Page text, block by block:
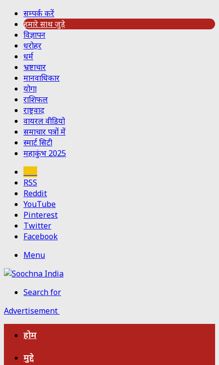
सम्पर्क करें
हमारे साथ जुड़े
विज्ञापन
धरोहर
धर्म
भ्रष्टाचार
मानवाधिकार
योगा
राशिफल
राष्ट्रवाद
वायरल वीडियो
समाचार पत्रों में
स्मार्ट सिटी
महाकुंभ 2025
RSS
Reddit
YouTube
Pinterest
Twitter
Facebook
Menu
Search for
Advertisement
होम
मुद्दे